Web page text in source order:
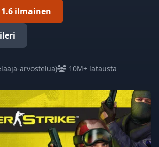
1.6 ilmainen
arvostelua) 10M+ latausta